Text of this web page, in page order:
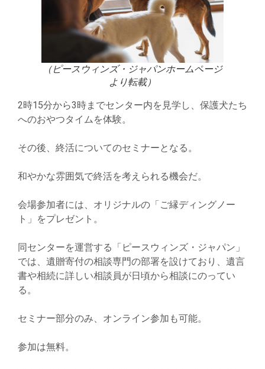
（ピースウィンズ・ジャパンホームページ
より転載）
2時15分から3時までセンター内を見学し、保護犬たち
へのおやつタイムを体験。
その後、終活についてのセミナーとなる。
和やかな雰囲気で終活を考えられる機会だ。
会場参加者には、オリジナルの「ご縁ディングノー
ト」をプレゼント。
同センターを運営する「ピースウィンズ・ジャパン」
では、遺贈寄付の相談専門の部署を設けており、遺言
書や相続に詳しい相談員が日頃から相談にのってい
る。
セミナー部分のみ、オンライン参加も可能。
参加は無料。